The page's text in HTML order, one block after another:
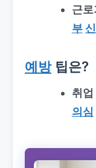
근
부
예방팁은?
취업
의심